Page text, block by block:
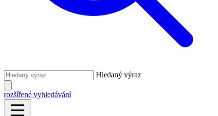
Hledaný výraz
rozšířené vyhledávání